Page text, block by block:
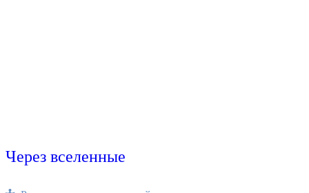
Через вселенные